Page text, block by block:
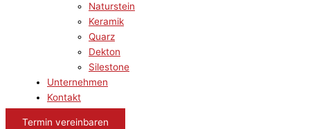
Naturstein
Keramik
Quarz
Dekton
Silestone
Unternehmen
Kontakt
Termin vereinbaren